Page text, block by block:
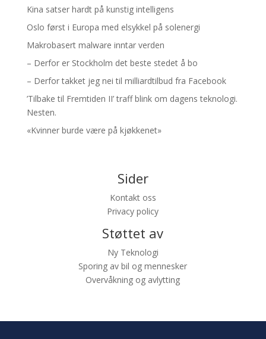
Kina satser hardt på kunstig intelligens
Oslo først i Europa med elsykkel på solenergi
Makrobasert malware inntar verden
– Derfor er Stockholm det beste stedet å bo
– Derfor takket jeg nei til milliardtilbud fra Facebook
’Tilbake til Fremtiden II’ traff blink om dagens teknologi.
Nesten.
«Kvinner burde være på kjøkkenet»
Sider
Kontakt oss
Privacy policy
Støttet av
Ny Teknologi
Sporing av bil og mennesker
Overvåkning og avlytting